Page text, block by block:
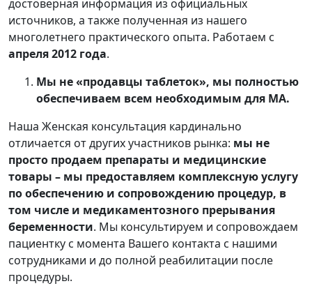
достоверная информация из официальных
источников, а также полученная из нашего
многолетнего практического опыта. Работаем с
апреля 2012 года.
Мы не «продавцы таблеток», мы полностью
обеспечиваем всем необходимым для МА.
Наша Женская консультация кардинально
отличается от других участников рынка: мы не
просто продаем препараты и медицинские
товары – мы предоставляем комплексную услугу
по обеспечению и сопровождению процедур, в
том числе и медикаментозного прерывания
беременности. Мы консультируем и сопровождаем
пациентку с момента Вашего контакта с нашими
сотрудниками и до полной реабилитации после
процедуры.